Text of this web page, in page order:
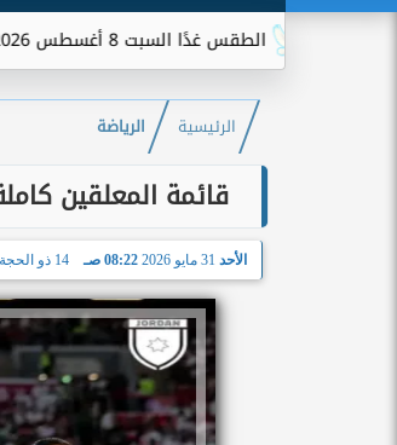
8 أغسطس 2026.. انخفاض الحرارة وشبورة ورياح على عدة...
الرئيسية الرياضة
قائمة المعلقين
الأحد 08:22 صـ 14 ذو الحجة 1447